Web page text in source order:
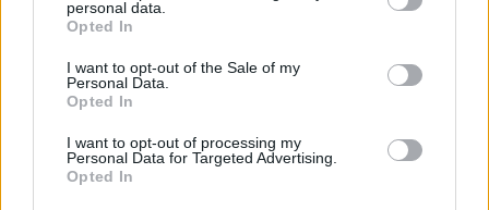
grant or deny consent to Google and its third-party tags to
use your data for below specified purposes in below Google
consent section.
personal data.
Opted In
I want to opt-out of the Sale of my
Personal Data.
Opted In
I want to opt-out of processing my
Personal Data for Targeted Advertising.
Opted In
Continua a leggere
LIFESTYLE